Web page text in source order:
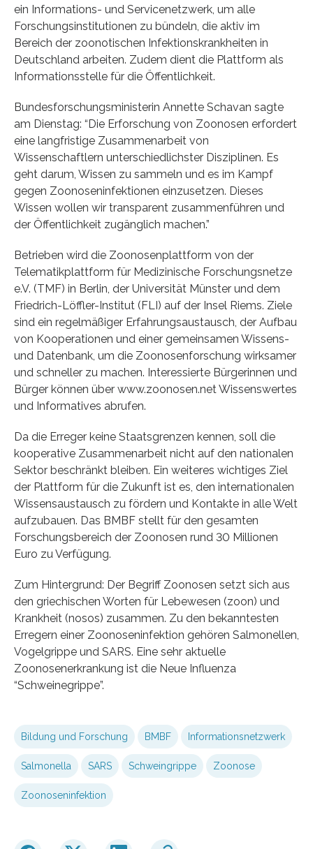
ein Informations- und Servicenetzwerk, um alle
Forschungsinstitutionen zu bündeln, die aktiv im
Bereich der zoonotischen Infektionskrankheiten in
Deutschland arbeiten. Zudem dient die Plattform als
Informationsstelle für die Öffentlichkeit.
Bundesforschungsministerin Annette Schavan sagte
am Dienstag: “Die Erforschung von Zoonosen erfordert
eine langfristige Zusammenarbeit von
Wissenschaftlern unterschiedlichster Disziplinen. Es
geht darum, Wissen zu sammeln und es im Kampf
gegen Zoonoseninfektionen einzusetzen. Dieses
Wissen wollen wir transparent zusammenführen und
der Öffentlichkeit zugänglich machen.”
Betrieben wird die Zoonosenplattform von der
Telematikplattform für Medizinische Forschungsnetze
e.V. (TMF) in Berlin, der Universität Münster und dem
Friedrich-Löffler-Institut (FLI) auf der Insel Riems. Ziele
sind ein regelmäßiger Erfahrungsaustausch, der Aufbau
von Kooperationen und einer gemeinsamen Wissens-
und Datenbank, um die Zoonosenforschung wirksamer
und schneller zu machen. Interessierte Bürgerinnen und
Bürger können über www.zoonosen.net Wissenswertes
und Informatives abrufen.
Da die Erreger keine Staatsgrenzen kennen, soll die
kooperative Zusammenarbeit nicht auf den nationalen
Sektor beschränkt bleiben. Ein weiteres wichtiges Ziel
der Plattform für die Zukunft ist es, den internationalen
Wissensaustausch zu fördern und Kontakte in alle Welt
aufzubauen. Das BMBF stellt für den gesamten
Forschungsbereich der Zoonosen rund 30 Millionen
Euro zu Verfügung.
Zum Hintergrund: Der Begriff Zoonosen setzt sich aus
den griechischen Worten für Lebewesen (zoon) und
Krankheit (nosos) zusammen. Zu den bekanntesten
Erregern einer Zoonoseninfektion gehören Salmonellen,
Vogelgrippe und SARS. Eine sehr aktuelle
Zoonosenerkrankung ist die Neue Influenza
“Schweinegrippe”.
Bildung und Forschung BMBF Informationsnetzwerk
Salmonella SARS Schweingrippe Zoonose
Zoonoseninfektion